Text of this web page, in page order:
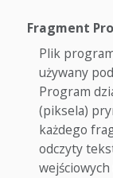
Fragment
Plik
używany
Program
(piksela)
każdego
odczyty